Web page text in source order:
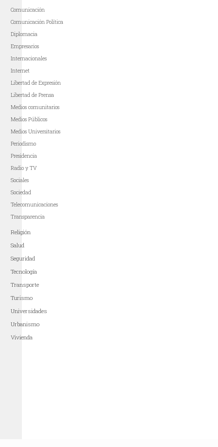
Comunicación
Comunicación Política
Diplomacia
Empresarios
Internacionales
Internet
Libertad de Expresión
Libertad de Prensa
Medios comunitarios
Medios Públicos
Medios Universitarios
Periodismo
Presidencia
Radio y TV
Sociales
Sociedad
Telecomunicaciones
Transparencia
Religión
Salud
Seguridad
Tecnología
Transporte
Turismo
Universidades
Urbanismo
Vivienda